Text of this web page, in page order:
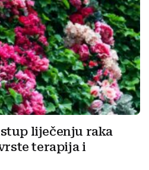
liječenju raka
terapija i